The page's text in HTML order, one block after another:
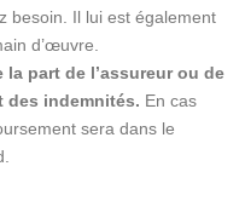
besoin. Il lui est également
d’œuvre.
part de l’assureur ou de
des indemnités. En cas
sera dans le